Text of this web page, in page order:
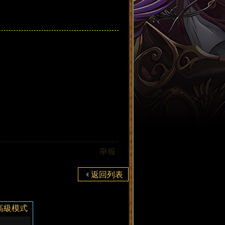
舉報
返回列表
級模式